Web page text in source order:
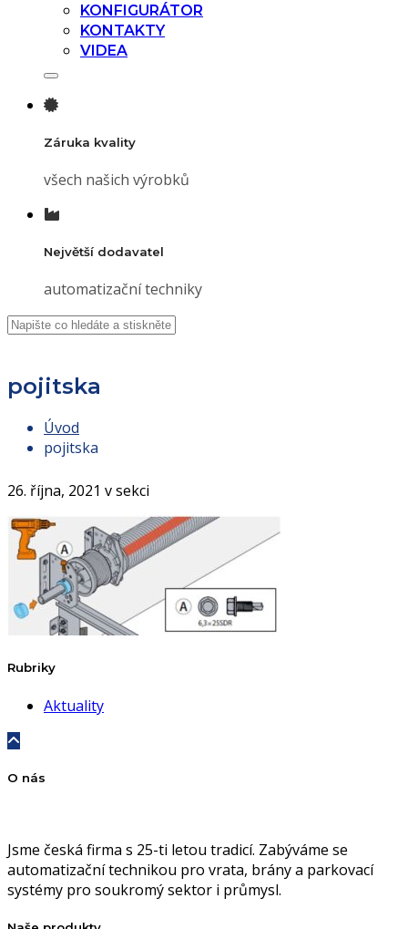
KONFIGURÁTOR
KONTAKTY
VIDEA
Záruka kvality
všech našich výrobků
Největší dodavatel
automatizační techniky
pojitska
Úvod
pojitska
26. října, 2021 v sekci
Rubriky
Aktuality
O nás
Jsme česká firma s 25-ti letou tradicí. Zabýváme se
automatizační technikou pro vrata, brány a parkovací
systémy pro soukromý sektor i průmysl.